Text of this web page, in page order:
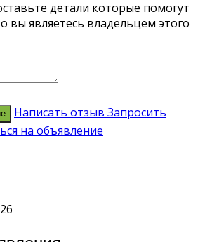
детали которые помогут
вы являетесь владельцем этого
Написать отзыв Запросить
на объявление